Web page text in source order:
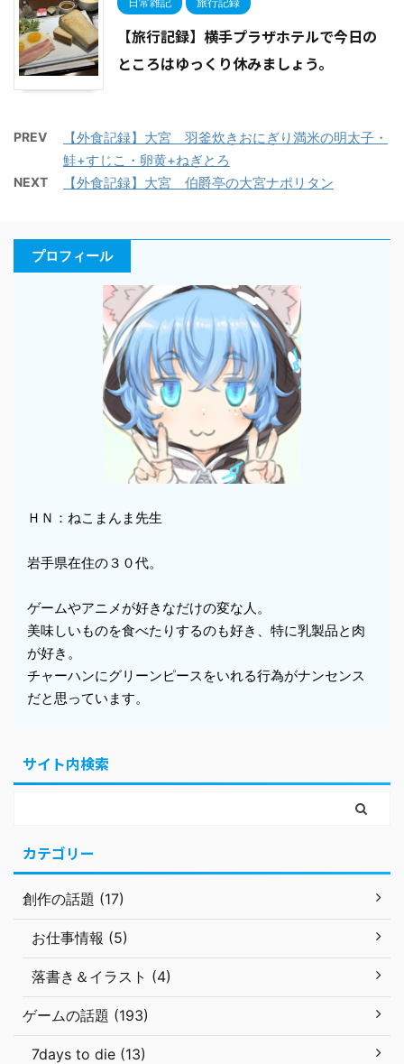
【旅行記録】横手プラザホテルで今日の
ところはゆっくり休みましょう。
PREV
【外食記録】大宮 羽釜炊きおにぎり満米の明太子・
鮭+すじこ・卵黄+ねぎとろ
NEXT 【外食記録】大宮 伯爵亭の大宮ナポリタン
プロフィール
ＨＮ：ねこまんま先生
岩手県在住の３０代。
ゲームやアニメが好きなだけの変な人。
美味しいものを食べたりするのも好き、特に乳製品と肉
が好き。
チャーハンにグリーンピースをいれる行為がナンセンス
だと思っています。
サイト内検索
カテゴリー
創作の話題 (17)
お仕事情報 (5)
落書き＆イラスト (4)
ゲームの話題 (193)
7days to die (13)